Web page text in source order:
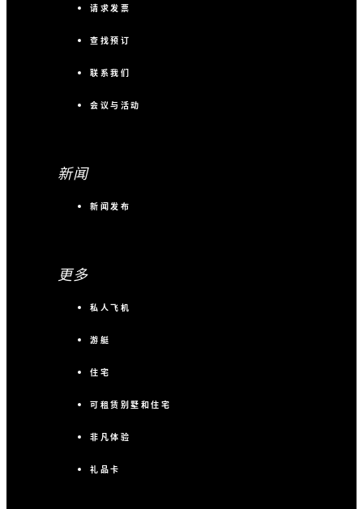
请求发票
查找预订
联系我们
会议与活动
新闻
新闻发布
更多
私人飞机
游艇
住宅
可租赁别墅和住宅
非凡体验
礼品卡